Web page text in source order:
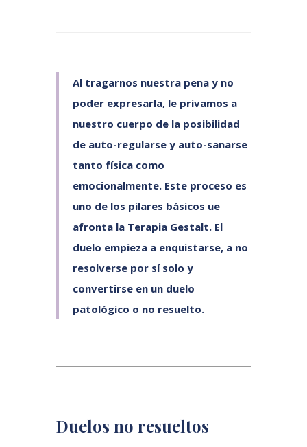
Al tragarnos nuestra pena y no
poder expresarla, le privamos a
nuestro cuerpo de la posibilidad
de auto-regularse y auto-sanarse
tanto física como
emocionalmente. Este proceso es
uno de los pilares básicos ue
afronta la Terapia Gestalt. El
duelo empieza a enquistarse, a no
resolverse por sí solo y
convertirse en un duelo
patológico o no resuelto.
Duelos no resueltos